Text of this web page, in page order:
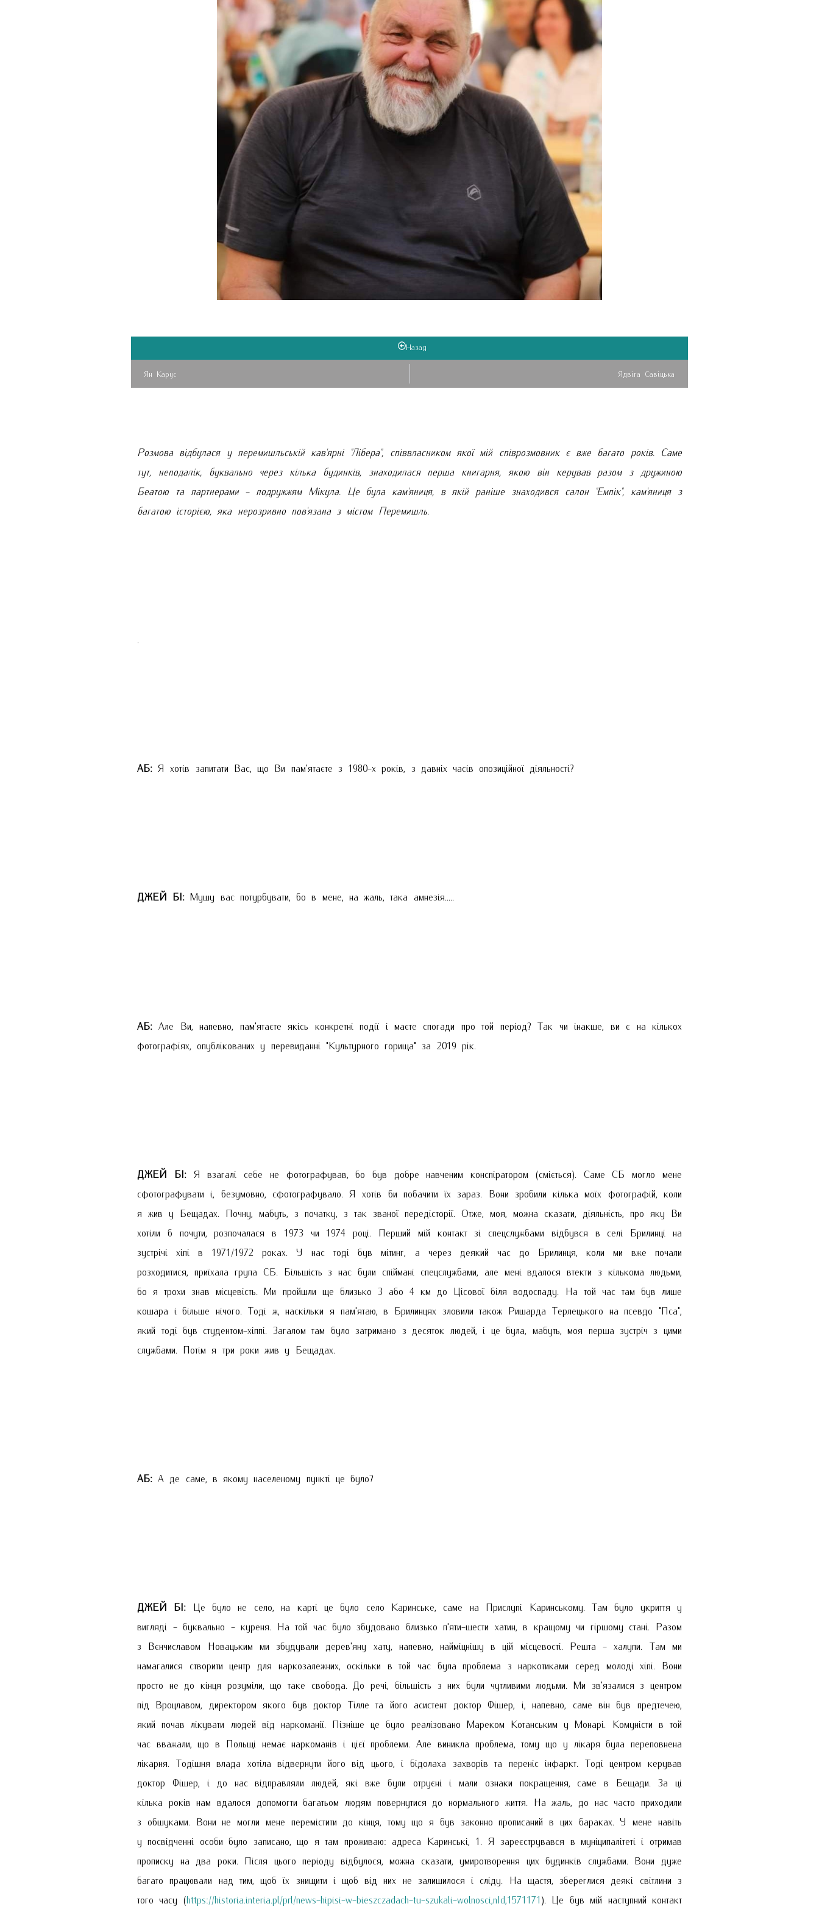
Назад
Ян Карус Ядвіга Савіцька
Розмова відбулася у перемишльській кав'ярні "Лібера", співвласником якої мій співрозмовник є вже багато років. Саме
тут, неподалік, буквально через кілька будинків, знаходилася перша книгарня, якою він керував разом з дружиною
Беатою та партнерами - подружжям Мікула. Це була кам'яниця, в якій раніше знаходився салон "Емпік", кам'яниця з
багатою історією, яка нерозривно пов'язана з містом Перемишль.
.
АБ: Я хотів запитати Вас, що Ви пам'ятаєте з 1980-х років, з давніх часів опозиційної діяльності?
ДЖЕЙ БІ: Мушу вас потурбувати, бо в мене, на жаль, така амнезія.....
АБ: Але Ви, напевно, пам'ятаєте якісь конкретні події і маєте спогади про той період? Так чи інакше, ви є на кількох
фотографіях, опублікованих у перевиданні "Культурного горища" за 2019 рік.
ДЖЕЙ БІ:Я взагалі себе не фотографував, бо був добре навченим конспіратором (сміється). Саме СБ могло мене
сфотографувати і, безумовно, сфотографувало. Я хотів би побачити їх зараз. Вони зробили кілька моїх фотографій, коли
я жив у Бещадах. Почну, мабуть, з початку, з так званої передісторії. Отже, моя, можна сказати, діяльність, про яку Ви
хотіли б почути, розпочалася в 1973 чи 1974 році. Перший мій контакт зі спецслужбами відбувся в селі Брилинці на
зустрічі хіпі в 1971/1972 роках. У нас тоді був мітинг, а через деякий час до Брилинця, коли ми вже почали
розходитися, приїхала група СБ. Більшість з нас були спіймані спецслужбами, але мені вдалося втекти з кількома людьми,
бо я трохи знав місцевість. Ми пройшли ще близько 3 або 4 км до Цісової біля водоспаду. На той час там був лише
кошара і більше нічого. Тоді ж, наскільки я пам'ятаю, в Брилинцях зловили також Ришарда Терлецького на псевдо "Пса",
який тоді був студентом-хіппі. Загалом там було затримано з десяток людей, і це була, мабуть, моя перша зустріч з цими
службами. Потім я три роки жив у Бещадах.
АБ: А де саме, в якому населеному пункті це було?
ДЖЕЙ БІ: Це було не село, на карті це було село Каринське, саме на Прислупі Каринському. Там було укриття у
вигляді - буквально - куреня. На той час було збудовано близько п'яти-шести хатин, в кращому чи гіршому стані. Разом
з Вєнчиславом Новацьким ми збудували дерев'яну хату, напевно, найміцнішу в цій місцевості. Решта - халупи. Там ми
намагалися створити центр для наркозалежних, оскільки в той час була проблема з наркотиками серед молоді хіпі. Вони
просто не до кінця розуміли, що таке свобода. До речі, більшість з них були чутливими людьми. Ми зв'язалися з центром
під Вроцлавом, директором якого був доктор Тілле та його асистент доктор Фішер, і, напевно, саме він був предтечею,
який почав лікувати людей від наркоманії. Пізніше це було реалізовано Мареком Котанським у Монарі. Комуністи в той
час вважали, що в Польщі немає наркоманів і цієї проблеми. Але виникла проблема, тому що у лікаря була переповнена
лікарня. Тодішня влада хотіла відвернути його від цього, і бідолаха захворів та переніс інфаркт. Тоді центром керував
доктор Фішер, і до нас відправляли людей, які вже були отруєні і мали ознаки покращення, саме в Бещади. За ці
кілька років нам вдалося допомогти багатьом людям повернутися до нормального життя. На жаль, до нас часто приходили
з обшуками. Вони не могли мене перемістити до кінця, тому що я був законно прописаний в цих бараках. У мене навіть
у посвідченні особи було записано, що я там проживаю: адреса Каринські, 1. Я зареєструвався в муніципалітеті і отримав
прописку на два роки. Після цього періоду відбулося, можна сказати, умиротворення цих будинків службами. Вони дуже
багато працювали над тим, щоб їх знищити і щоб від них не залишилося і сліду. На щастя, збереглися деякі світлини з
того часу (https://historia.interia.pl/prl/news-hipisi-w-bieszczadach-tu-szukali-wolnosci,nId,1571171). Це був мій наступний контакт